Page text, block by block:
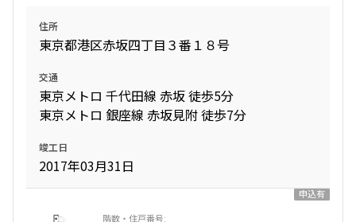
住所
東京都港区赤坂四丁目３番１８号
交通
東京メトロ 千代田線 赤坂 徒歩5分
東京メトロ 銀座線 赤坂見附 徒歩7分
竣工日
2017年03月31日
申込有